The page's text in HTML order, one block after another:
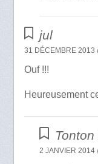
jul
31 DÉCEMBRE 2013
Ouf !!!
Heureusement
2 JANVIER 2014